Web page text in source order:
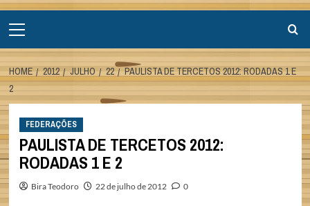
Menu
HOME 2012 JULHO 22
PAULISTA DE TERCETOS 2012: RODADAS 1 E
2
FEDERAÇÕES
PAULISTA DE TERCETOS 2012:
RODADAS 1 E 2
Bira Teodoro 22 de julho de 2012 0